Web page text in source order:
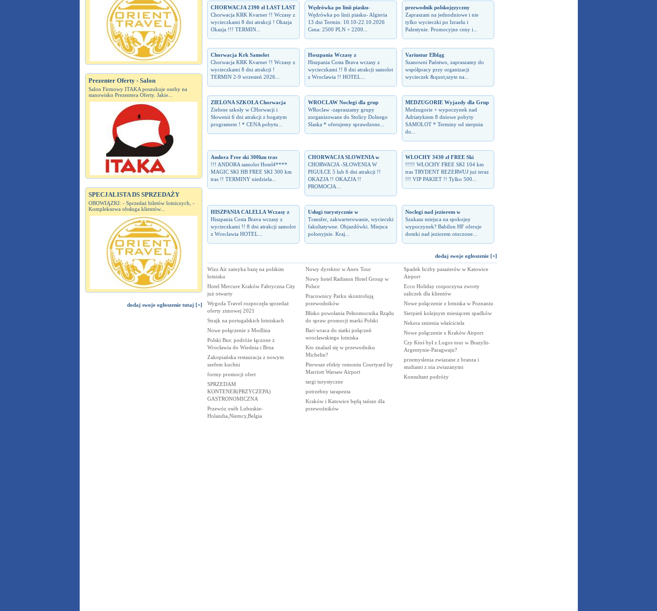
Prezenter Oferty - Salon
Salon Firmowy ITAKA poszukuje osoby na
stanowisko Prezentera Oferty. Jakie...
SPECJALISTA DS SPRZEDAŻY
OBOWIĄZKI: - Sprzedaż biletów lotniczych, -
Kompleksowa obsługa klientów...
dodaj swoje ogłoszenie tutaj [+]
CHORWACJA 2390 zł LAST LAST
Chorwacja KRK Kvarner !! Wczasy z
wycieczkami 8 dni atrakcji ! Okazja
Okazja !!! TERMIN...
Wędrówka po linii piasku-
Wędrówka po linii piasku- Algieria
13 dni Termin: 10.10-22.10.2026
Cena: 2500 PLN + 2200...
przewodnik polskojęzyczny
Zapraszam na jednodniowe i nie
tylko wycieczki po Izraelu i
Palestynie. Promocyjne ceny i...
Chorwacja Krk Samolot
Chorwacja KRK Kvarner !! Wczasy z
wycieczkami 8 dni atrakcji !
TERMIN 2-9 wrzesień 2026...
Hoszpania Wczasy z
Hiszpania Costa Brava wczasy z
wycieczkami !! 8 dni atrakcji samolot
z Wroclawia !! HOTEL...
Variustur Elbląg
Szanowni Państwo, zapraszamy do
współpracy przy organizacji
wycieczek &quot;szyte na...
ZIELONA SZKOŁA Chorwacja
Zielone szkoły w CHorwacji i
Słowenii 6 dni atrakcji z bogatym
programem ! * CENA pobytu...
WROCLAW Noclegi dla grup
WRoclaw -zapraszamy grupy
zorganizowane do Stolicy Dolnego
Slaska * oferujemy sprawdzone...
MEDZUGORIE Wyjazdy dla Grup
Medzugorie + wypoczynek nad
Adriatykiem 8 dniowe pobyty
SAMOLOT * Terminy od sierpnia
do...
Andora Free ski 300km tras
!!! ANDORA samolot Hotel4****
MAGIC SKI HB FREE SKI 300 km
tras !! TERMINY niedziela...
CHORWACJA SLOWENIA w
CHORWACJA -SŁOWENIA W
PIGUŁCE 5 lub 6 dni atrakcji !!
OKAZJA !! OKAZJA !!
PROMOCJA...
WLOCHY 3430 zł FREE Ski
!!!!! WŁOCHY FREE SKI 104 km
tras TRYDENT REZERWUJ już teraz
!!! VIP PAKIET !! Tylko 500...
HISZPANIA CALELLA Wczasy z
Hiszpania Costa Brava wczasy z
wycieczkami !! 8 dni atrakcji samolot
z Wroclawia HOTEL...
Usługi turystycznie w
Transfer, zakwarterowanie, wycieczki
fakultatywne. Objazdówki. Miejsca
polonyjnie. Kraj...
Noclegi nad jeziorem w
Szukasz miejsca na spokojny
wypoczynek? Babilon HF oferuje
domki nad jeziorem otoczone...
dodaj swoje ogłoszenie [+]
Wizz Air zamyka bazę na polskim
lotnisku
Hotel Mercure Kraków Fabryczna City
już otwarty
Wygoda Travel rozpoczęła sprzedaż
oferty zimowej 2021
Strajk na portugalskich lotniskach
Nowe połączenie z Modlina
Polski Bus: podróże łączone z
Wrocławia do Wiednia i Brna
Zakopiańska restauracja z nowym
szefem kuchni
formy promocji ofert
SPRZEDAM
KONTENER(PRZYCZEPA)
GASTRONOMICZNA
Przewóz osób Lubuskie-
Holandia,Niemcy,Belgia
Nowy dyrektor w Anex Tour
Nowy hotel Radisson Hotel Group w
Polsce
Pracownicy Parku skontrolują
przewodników
Blisko powołania Pełnomocnika Rządu
do spraw promocji marki Polski
Bari wraca do siatki połączeń
wrocławskiego lotniska
Kto znalazł się w przewodniku
Michelin?
Pierwsze efekty remontu Courtyard by
Marriott Warsaw Airport
targi turystyczne
potrzebny tarapeuta
Kraków i Katowice będą tańsze dla
przewoźników
Spadek liczby pasażerów w Katowice
Airport
Ecco Holiday rozpoczyna zwroty
zaliczek dla klientów
Nowe połączenie z lotniska w Poznaniu
Sierpień kolejnym miesiącem spadków
Nekera zmienia właściciela
Nowe połączenie z Kraków Airport
Czy Ktoś był z Logos tour w Brazylii-
Argentynie-Paragwaju?
przemyslenia zwiazane z branza i
studiami z nia zwiazanymi
Konsultant podróży